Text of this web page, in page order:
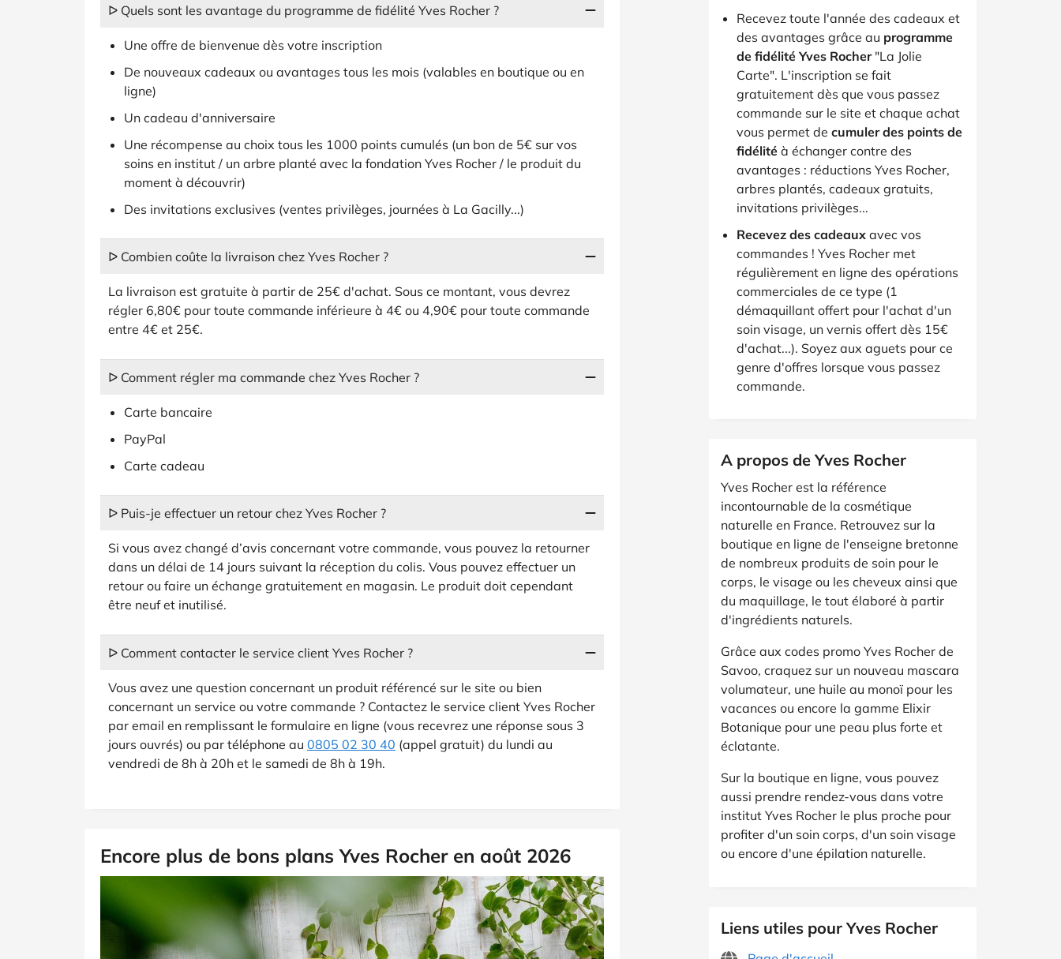
Recevez toute l'année des cadeaux et
des avantages grâce au programme
de fidélité Yves Rocher"La Jolie
Carte". L'inscription se fait
gratuitement dès que vous passez
commande sur le site et chaque achat
vous permet de cumuler des points de
fidélité à échanger contre des
avantages : réductions Yves Rocher,
arbres plantés, cadeaux gratuits,
invitations privilèges...
Recevez des cadeaux avec vos
commandes ! Yves Rocher met
régulièrement en ligne des opérations
commerciales de ce type (1
démaquillant offert pour l'achat d'un
soin visage, un vernis offert dès 15€
d'achat...). Soyez aux aguets pour ce
genre d'offres lorsque vous passez
commande.
A propos de Yves Rocher
Yves Rocher est la référence
incontournable de la cosmétique
naturelle en France. Retrouvez sur la
boutique en ligne de l'enseigne bretonne
de nombreux produits de soin pour le
corps, le visage ou les cheveux ainsi que
du maquillage, le tout élaboré à partir
d'ingrédients naturels.
Grâce aux codes promo Yves Rocher de
Savoo, craquez sur un nouveau mascara
volumateur, une huile au monoï pour les
vacances ou encore la gamme Elixir
Botanique pour une peau plus forte et
éclatante.
Sur la boutique en ligne, vous pouvez
aussi prendre rendez-vous dans votre
institut Yves Rocher le plus proche pour
profiter d'un soin corps, d'un soin visage
ou encore d'une épilation naturelle.
Liens utiles pour Yves Rocher
ᐅ Quels sont les avantage du programme de fidélité Yves Rocher ?
Une offre de bienvenue dès votre inscription
De nouveaux cadeaux ou avantages tous les mois (valables en boutique ou en
ligne)
Un cadeau d'anniversaire
Une récompense au choix tous les 1000 points cumulés (un bon de 5€ sur vos
soins en institut / un arbre planté avec la fondation Yves Rocher / le produit du
moment à découvrir)
Des invitations exclusives (ventes privilèges, journées à La Gacilly...)
ᐅ Combien coûte la livraison chez Yves Rocher ?
La livraison est gratuite à partir de 25€ d'achat. Sous ce montant, vous devrez
régler 6,80€ pour toute commande inférieure à 4€ ou 4,90€ pour toute commande
entre 4€ et 25€.
ᐅ Comment régler ma commande chez Yves Rocher ?
Carte bancaire
PayPal
Carte cadeau
ᐅ Puis-je effectuer un retour chez Yves Rocher ?
Si vous avez changé d’avis concernant votre commande, vous pouvez la retourner
dans un délai de 14 jours suivant la réception du colis. Vous pouvez effectuer un
retour ou faire un échange gratuitement en magasin. Le produit doit cependant
être neuf et inutilisé.
ᐅ Comment contacter le service client Yves Rocher ?
Vous avez une question concernant un produit référencé sur le site ou bien
concernant un service ou votre commande ? Contactez le service client Yves Rocher
par email en remplissant le formulaire en ligne (vous recevrez une réponse sous 3
jours ouvrés) ou par téléphone au 0805 02 30 40 (appel gratuit) du lundi au
vendredi de 8h à 20h et le samedi de 8h à 19h.
Encore plus de bons plans Yves Rocher en août 2026